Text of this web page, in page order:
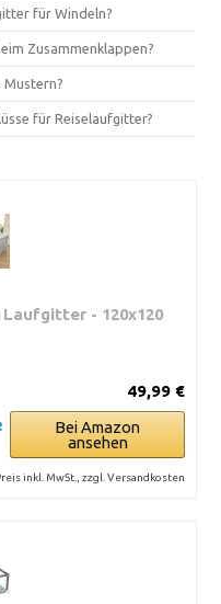
für Windeln?
Zusammenklappen?
Mustern?
für Reiselaufgitter?
- 120x120
49,99 €
Bei Amazon
ansehen
inkl. MwSt., zzgl. Versandkosten